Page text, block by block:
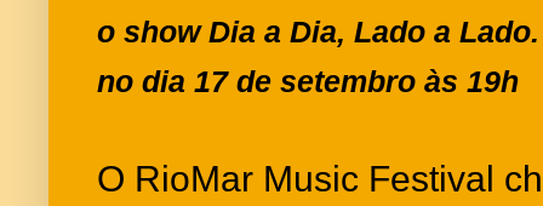
o show Dia a Dia, Lado a
no dia 17 de setembro às 19h
O RioMar Music Festival